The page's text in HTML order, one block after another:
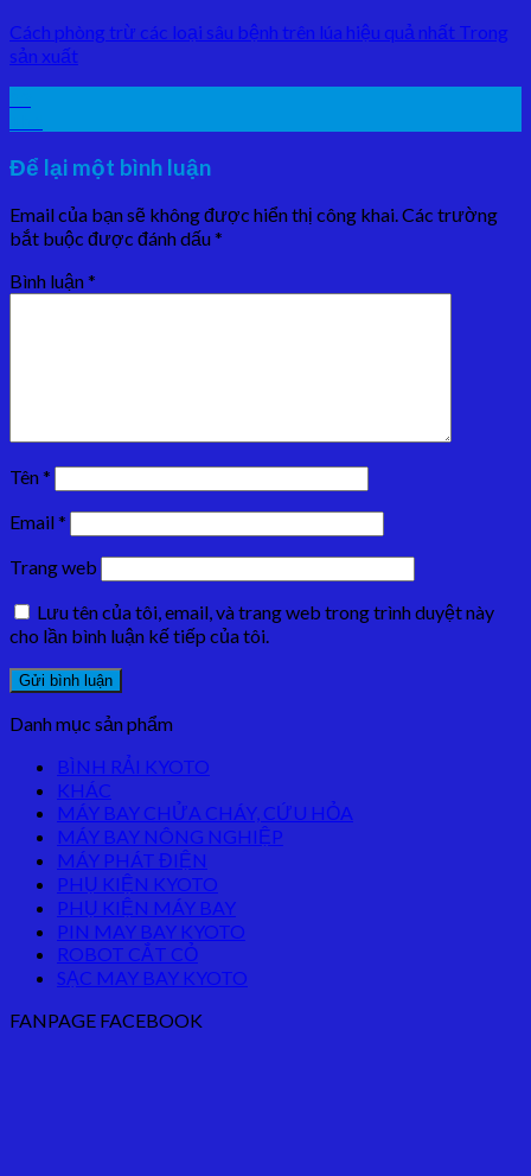
Cách phòng trừ các loại sâu bệnh trên lúa hiệu quả nhất Trong
sản xuất
Để lại một bình luận
Email của bạn sẽ không được hiển thị công khai.Các trường
bắt buộc được đánh dấu*
Bình luận*
Tên*
Email*
Trang web
Lưu tên của tôi, email, và trang web trong trình duyệt này
cho lần bình luận kế tiếp của tôi.
Danh mục sản phẩm
BÌNH RẢI KYOTO
KHÁC
MÁY BAY CHỬA CHÁY, CỨU HỎA
MÁY BAY NÔNG NGHIỆP
MÁY PHÁT ĐIỆN
PHỤ KIỆN KYOTO
PHỤ KIỆN MÁY BAY
PIN MAY BAY KYOTO
ROBOT CẮT CỎ
SẠC MAY BAY KYOTO
FANPAGE FACEBOOK